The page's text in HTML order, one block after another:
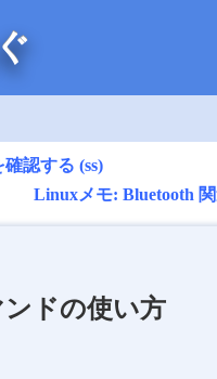
認する (ss)
Linuxメモ: Bluetooth
ドの使い方